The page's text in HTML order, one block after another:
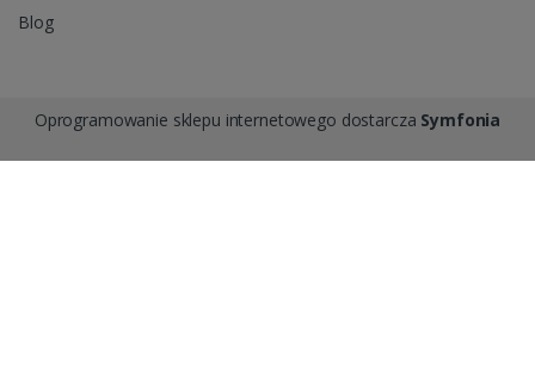
Blog
Oprogramowanie sklepu internetowego dostarcza Symfonia